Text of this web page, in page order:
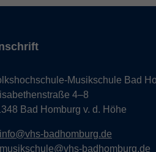
Musikschule Bad
4–8
Bad Homburg v. d. Höhe
info@vhs-badhomburg.de
musikschule@vhs-badhomburg.de